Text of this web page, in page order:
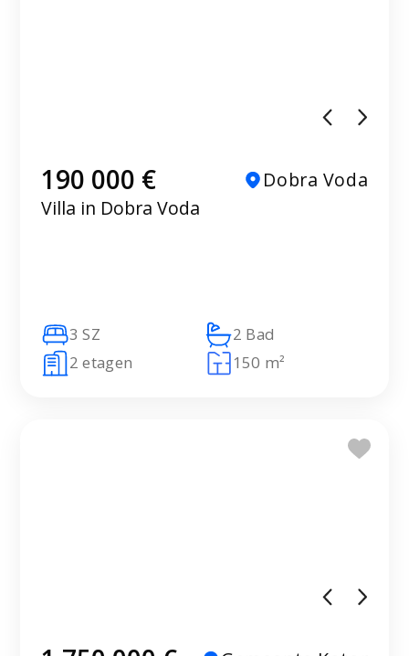
190 000 €
Dobra Voda
Villa in Dobra Voda
3 SZ
2 Bad
2 etagen
150 m²